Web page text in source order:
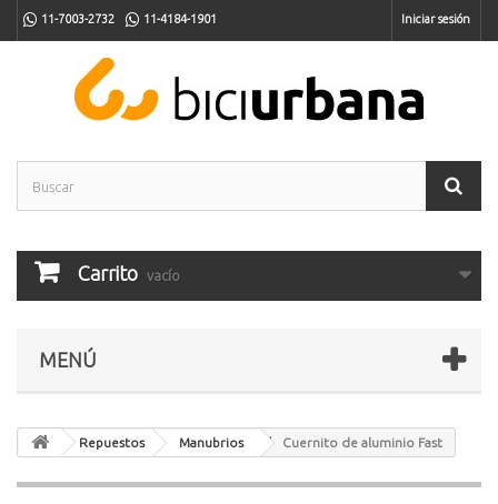
11-7003-2732 11-4184-1901 Iniciar sesión
Carrito vacío
MENÚ
Repuestos Manubrios Cuernito de aluminio Fast